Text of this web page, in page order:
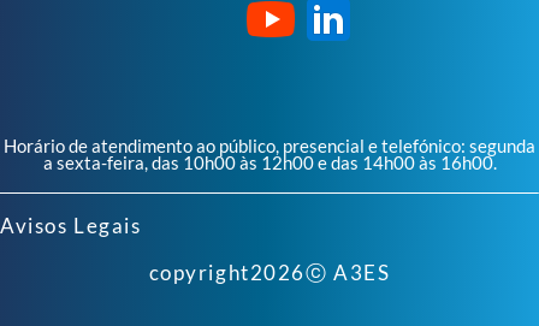
Horário de atendimento ao público, presencial e telefónico: segunda
a sexta-feira, das 10h00 às 12h00 e das 14h00 às 16h00.
Avisos Legais
copyright2026ⓒ A3ES